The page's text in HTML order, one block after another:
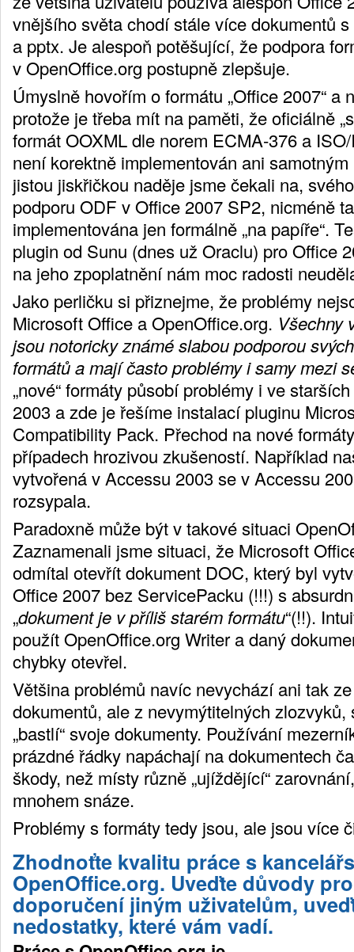
vnějšího světa chodí stále více dokumentů
a pptx. Je alespoň potěšující, že podpora
v OpenOffice.org postupně zlepšuje.
Úmyslně hovořím o formátu „Office 2007“ a
protože je třeba mít na paměti, že oficiálně
formát OOXML dle norem ECMA-376 a
není korektně implementován ani
jistou jiskřičkou naděje jsme čekali na,
podporu ODF v Office 2007 SP2, nicméně
implementována jen formálně „na papíře“.
plugin od Sunu (dnes už Oraclu) pro Office
na jeho zpoplatnění nám moc radosti
Jako perličku si přiznejme, že problémy
Microsoft Office a OpenOffice.org. Všechny
jsou notoricky známé slabou podporou
formátů a mají často problémy i samy mezi
„nové“ formáty působí problémy i ve
2003 a zde je řešíme instalací pluginu
Compatibility Pack. Přechod na nové
případech hrozivou zkušeností. Například
vytvořená v Accessu 2003 se v Accessu
rozsypala.
Paradoxně může být v takové situaci
Zaznamenali jsme situaci, že Microsoft
odmítal otevřít dokument DOC, který byl
Office 2007 bez ServicePacku (!!!) s
„dokument je v příliš starém formátu“(!!).
použít OpenOffice.org Writer a daný
chybky otevřel.
Většina problémů navíc nevychází ani tak
dokumentů, ale z nevymýtitelných
„bastlí“ svoje dokumenty. Používání
prázdné řádky napáchají na dokumentech
škody, než místy různě „ujíždějící“
mnohem snáze.
Problémy s formáty tedy jsou, ale jsou více
Zhodnoťte kvalitu práce s
OpenOffice.org. Uveďte důvody
doporučení jiným uživatelům,
nedostatky, které vám vadí.